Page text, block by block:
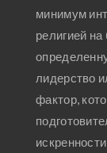
минимум
религией
лидерство
фактор,